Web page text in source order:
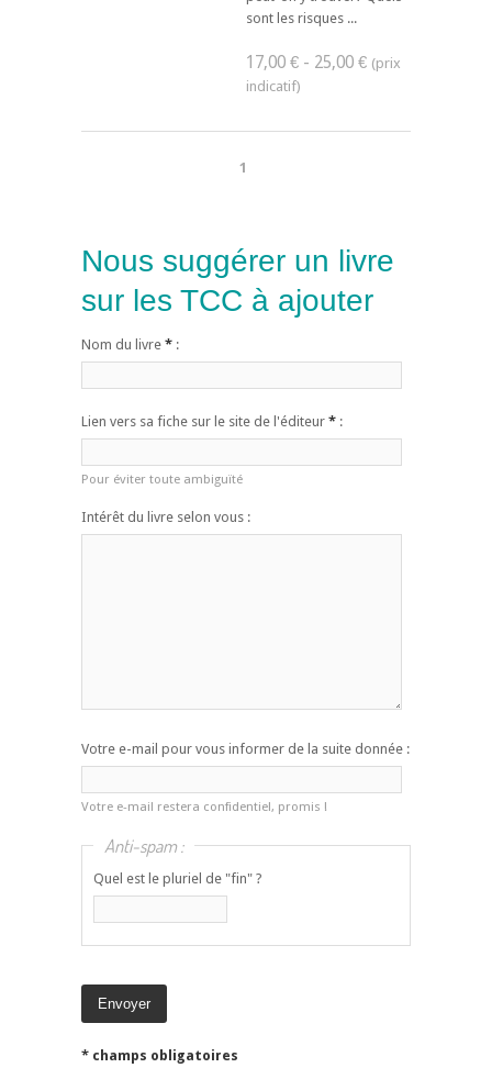
sont les risques ...
17,00 € - 25,00 €
1
Nous suggérer un livre
sur les TCC à ajouter
Nom du livre * :
Lien vers sa fiche sur le site de l'éditeur * :
Pour éviter toute ambiguïté
Intérêt du livre selon vous :
Votre e-mail pour vous informer de la suite donnée :
Votre e-mail restera confidentiel, promis !
Anti-spam :
Quel est le pluriel de "fin" ?
* champs obligatoires